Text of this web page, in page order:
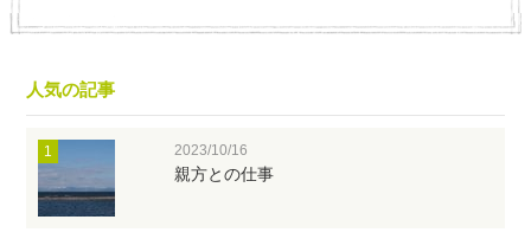
人気の記事
2023/10/16
親方との仕事
1